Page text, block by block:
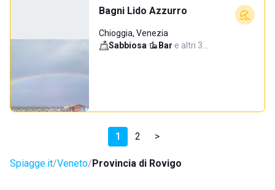
Bagni Lido Azzurro
Chioggia, Venezia
Sabbiosa· Bar·e altri 3…
1 2 >
Spiagge.it Veneto Provincia di Rovigo